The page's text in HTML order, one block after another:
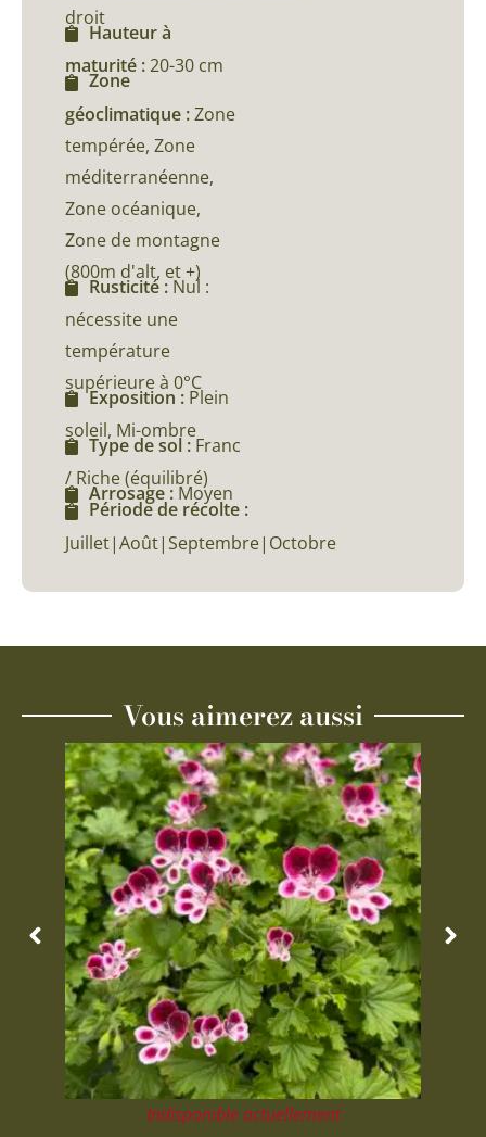
droit
Hauteur à
maturité :20-30 cm
Zone
géoclimatique :Zone
tempérée, Zone
méditerranéenne,
Zone océanique,
Zone de montagne
(800m d'alt, et +)
Rusticité :Nul :
nécessite une
température
supérieure à 0°C
Exposition : Plein
soleil, Mi-ombre
Type de sol : Franc
/ Riche (équilibré)
Arrosage : Moyen
Période de récolte :
Juillet|Août|Septembre|Octobre
Vous aimerez aussi
Indisponible actuellement